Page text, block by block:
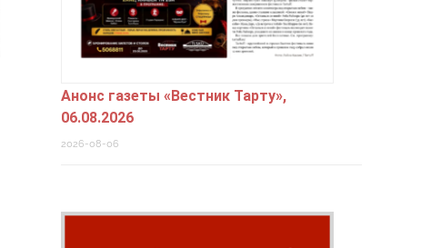
Анонс газеты «Вестник Тарту»,
06.08.2026
2026-08-06